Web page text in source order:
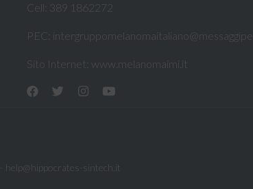
Cell: 389 1862272
PEC:
Sito Internet: www.melanomaimi.it
help@hippocrates-sintech.it